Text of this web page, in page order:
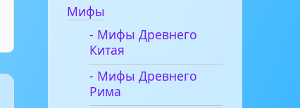
Мифы
- Мифы Древнего
Китая
- Мифы Древнего
Рима